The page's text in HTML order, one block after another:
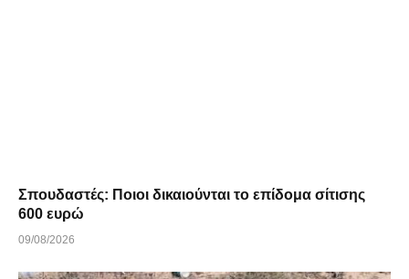
Σπουδαστές: Ποιοι δικαιούνται το επίδομα σίτισης
600 ευρώ
09/08/2026